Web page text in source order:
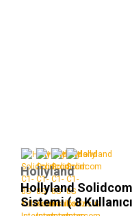
Hollyland
Hollyland
Sistemi ( 8